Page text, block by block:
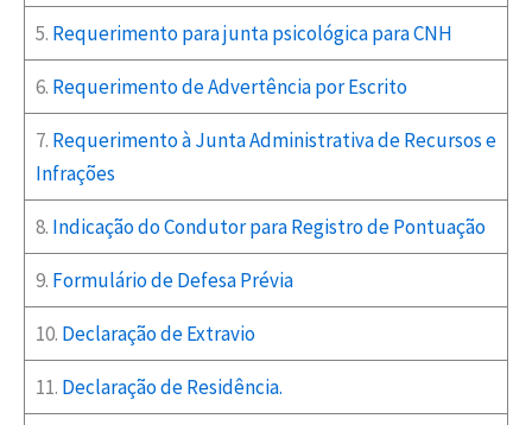
5. Requerimento para junta psicológica para CNH
6. Requerimento de Advertência por Escrito
7. Requerimento à Junta Administrativa de Recursos e
Infrações
8. Indicação do Condutor para Registro de Pontuação
9. Formulário de Defesa Prévia
10. Declaração de Extravio
11. Declaração de Residência.